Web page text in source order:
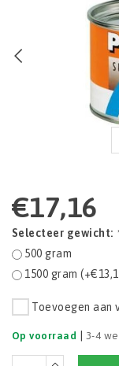
€17,16
Selecteer gewicht:
500 gram
1500 gram
Toevoegen aan
Op voorraad 3-4